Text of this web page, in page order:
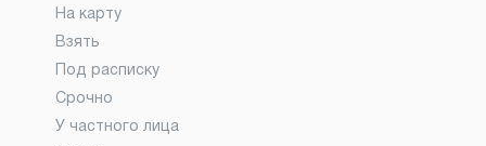
На карту
Взять
Под расписку
Срочно
У частного лица